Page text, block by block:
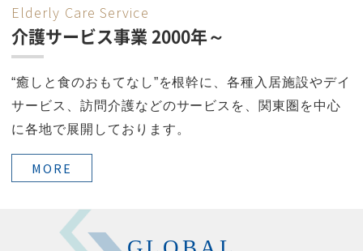
Elderly Care Service
介護サービス事業 2000年～
“癒しと食のおもてなし”を根幹に、各種入居施設やデイ
サービス、訪問介護などのサービスを、関東圏を中心
に各地で展開しております。
MORE